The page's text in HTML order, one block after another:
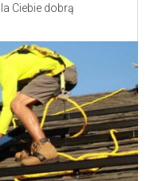
Ciebie dobrą